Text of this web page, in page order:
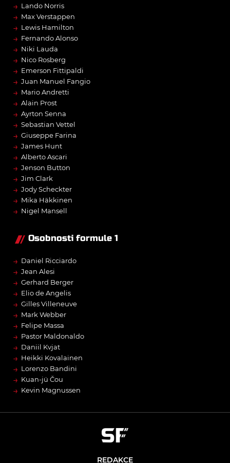
→ Lando Norris
→ Max Verstappen
→ Lewis Hamilton
→ Fernando Alonso
→ Niki Lauda
→ Nico Rosberg
→ Emerson Fittipaldi
→ Juan Manuel Fangio
→ Mario Andretti
→ Alain Prost
→ Ayrton Senna
→ Sebastian Vettel
→ Giuseppe Farina
→ James Hunt
→ Alberto Ascari
→ Jenson Button
→ Jim Clark
→ Jody Scheckter
→ Mika Häkkinen
→ Nigel Mansell
Osobnosti formule 1
→ Daniel Ricciardo
→ Jean Alesi
→ Gerhard Berger
→ Elio de Angelis
→ Gilles Villeneuve
→ Mark Webber
→ Felipe Massa
→ Pastor Maldonaldo
→ Daniil Kvjat
→ Heikki Kovalainen
→ Lorenzo Bandini
→ Kuan-jü Čou
→ Kevin Magnussen
REDAKCE